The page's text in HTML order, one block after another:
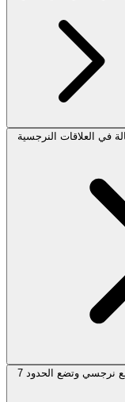
في العلاقات النرجسية
نرجسي وتضع الحدود